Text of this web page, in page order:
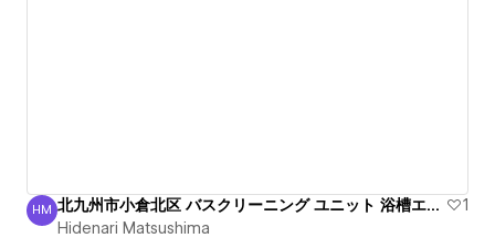
Hidenari Matsushima
HM 北九州市小倉北区 バスクリーニング ユニット 浴槽エプロン 清掃
1
Hidenari Matsushima